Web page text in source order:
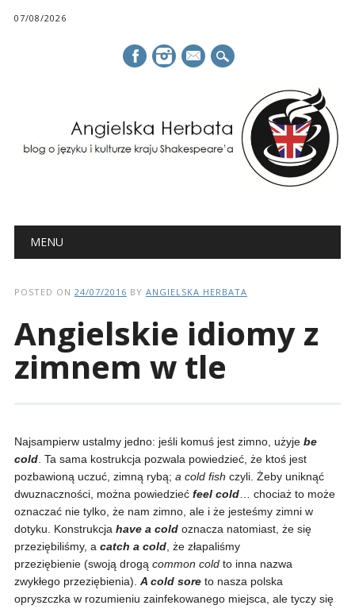
07/08/2026
mail
Main menu
MENU
POSTED ON 24/07/2016 BY ANGIELSKA HERBATA
Angielskie idiomy z
zimnem w tle
Najsampierw ustalmy jedno: jeśli komuś jest zimno, użyje be
cold. Ta sama kostrukcja pozwala powiedzieć, że ktoś jest
pozbawioną uczuć, zimną rybą; a cold fish czyli. Żeby uniknąć
dwuznaczności, można powiedzieć feel cold… chociaż to może
oznaczać nie tylko, że nam zimno, ale i że jesteśmy zimni w
dotyku. Konstrukcja have acoldoznacza natomiast, że się
przeziębiliśmy, a catch a cold, że złapaliśmy
przeziębienie (swoją drogą common coldto inna nazwa
zwykłego przeziębienia). A cold soreto nasza polska
opryszczka w rozumieniu zainfekowanego miejsca, ale tyczy się